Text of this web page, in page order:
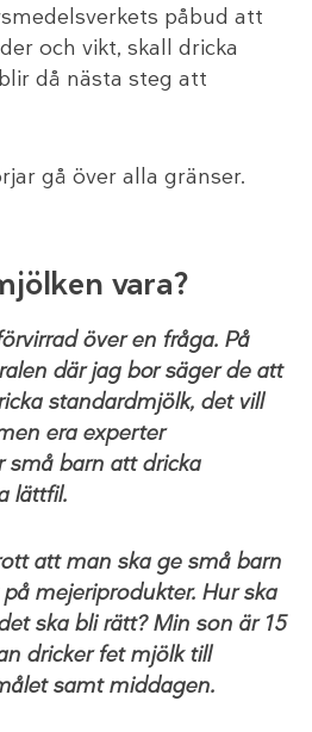
påbud att
och vikt, skall dricka
då nästa steg att
gå över alla gränser.
vara?
över en fråga. På
där jag bor säger de att
standardmjölk, det vill
era experter
små barn att dricka
lättfil.
att man ska ge små barn
mejeriprodukter. Hur ska
ska bli rätt? Min son är 15
dricker fet mjölk till
samt middagen.